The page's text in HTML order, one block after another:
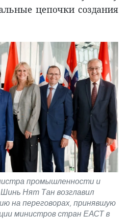
цепочки создания
промышленности и
Нят Тан возглавил
на переговорах, принявшую
министров стран ЕАСТ в